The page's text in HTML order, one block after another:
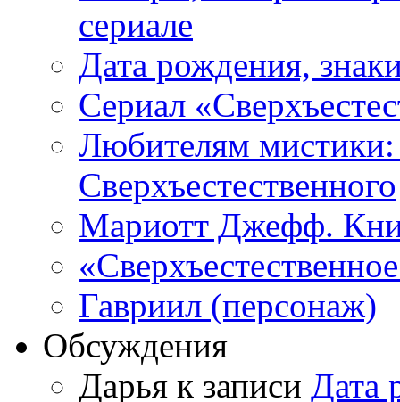
сериале
Дата рождения,
Сериал
Любителям
Сверхъестественного
Мариотт Джефф.
Гавриил (персонаж)
Обсуждения
Дарья к записи Дата